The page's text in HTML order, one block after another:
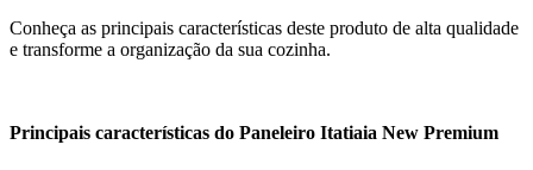
Conheça as principais características deste produto de alta qualidade
e transforme a organização da sua cozinha.
Principais características do Paneleiro Itatiaia New Premium